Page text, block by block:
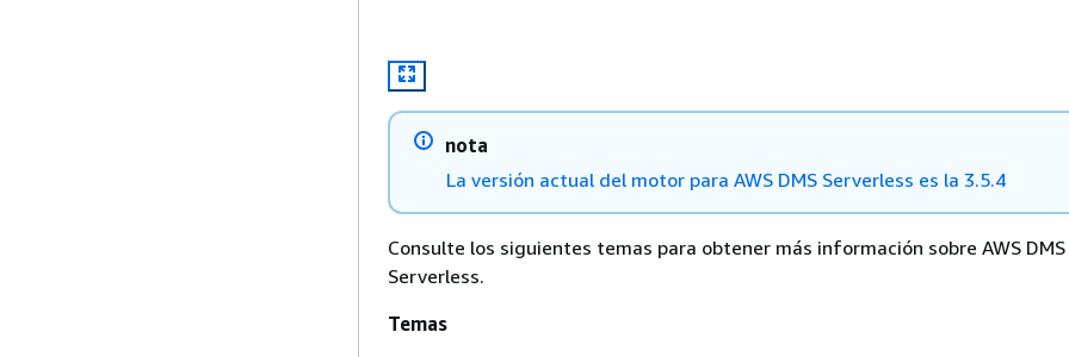
nota
La versión actual del motor para AWS DMS Serverless es la 3.5.4
Consulte los siguientes temas para obtener más información sobre AWS DMS
Serverless.
Temas